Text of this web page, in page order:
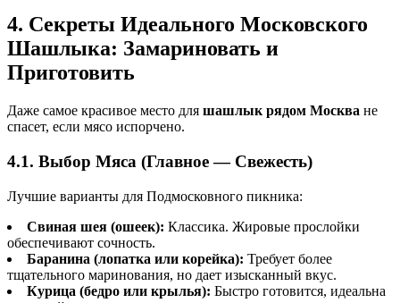
4. Секреты Идеального Московского
Шашлыка: Замариновать и
Приготовить
Даже самое красивое место для шашлык рядом Москва не
спасет, если мясо испорчено.
4.1. Выбор Мяса (Главное — Свежесть)
Лучшие варианты для Подмосковного пикника:
Свиная шея (ошеек): Классика. Жировые прослойки
обеспечивают сочность.
Баранина (лопатка или корейка): Требует более
тщательного маринования, но дает изысканный вкус.
Курица (бедро или крылья): Быстро готовится, идеальна